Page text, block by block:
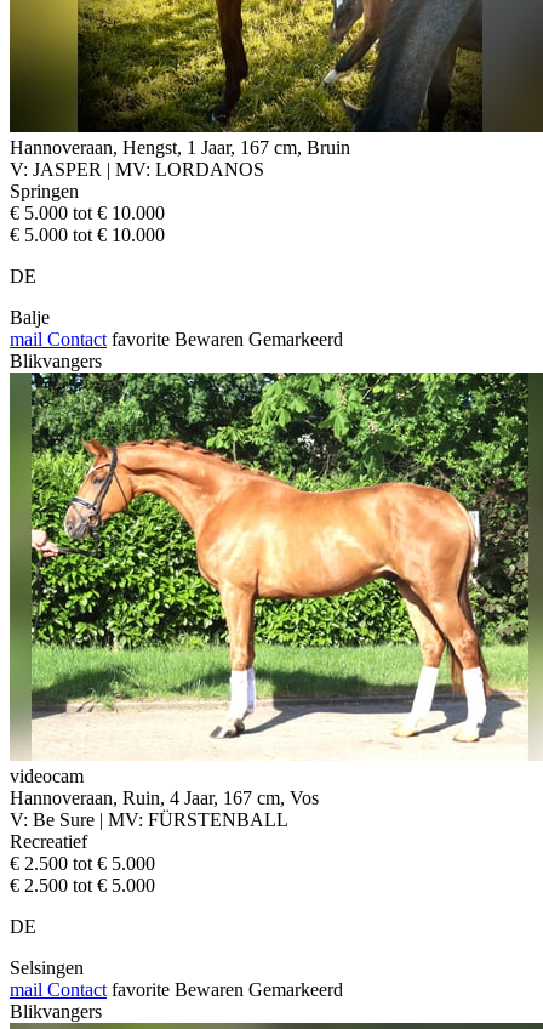
Hannoveraan, Hengst, 1 Jaar, 167 cm, Bruin
V: JASPER | MV: LORDANOS
Springen
€ 5.000 tot € 10.000
€ 5.000 tot € 10.000
DE
Balje
mail Contact favorite Bewaren Gemarkeerd
Blikvangers
videocam
Hannoveraan, Ruin, 4 Jaar, 167 cm, Vos
V: Be Sure | MV: FÜRSTENBALL
Recreatief
€ 2.500 tot € 5.000
€ 2.500 tot € 5.000
DE
Selsingen
mail Contact favorite Bewaren Gemarkeerd
Blikvangers